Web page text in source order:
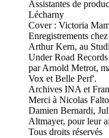
Assistantes de
Lécharny
Cover : Victoria
Enregistrements
Arthur Kern, au
Under Road
par Arnold Metrot,
Vox et Belle Perf'.
Archives INA et
Merci à Nicolas
Damien Bernardi,
Altmayer, pour leur
Tous droits réservés